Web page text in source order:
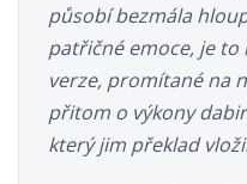
působí bezmála
patřičné emoce, je to
verze, promítané na
přitom o výkony
který jim překlad